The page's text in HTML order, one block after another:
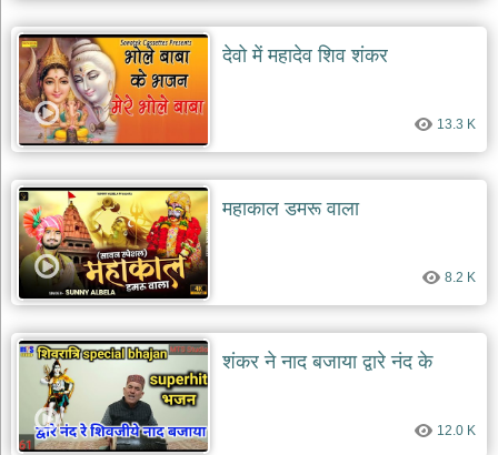
देवो में महादेव शिव शंकर
13.3 K
महाकाल डमरू वाला
8.2 K
शंकर ने नाद बजाया द्वारे नंद के
12.0 K